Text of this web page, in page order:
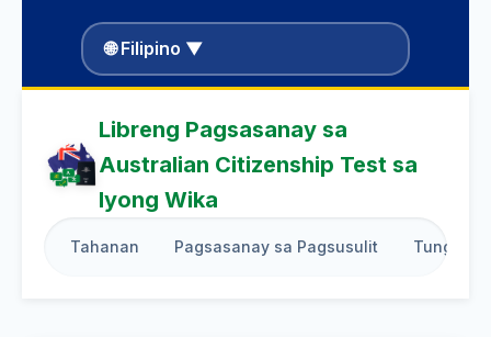
🌐 Filipino ▼
Libreng Pagsasanay sa
Australian Citizenship Test sa
Iyong Wika
Tahanan Pagsasanay sa Pagsusulit Tungkol